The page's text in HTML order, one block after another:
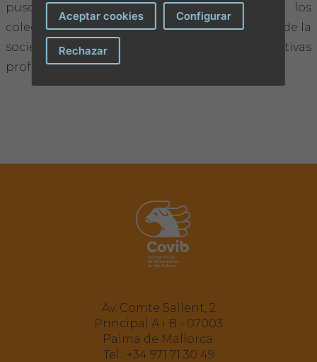
puso en valor el papel que desempeñan los
colegios profesionales sanitarios en la mejora de la
sociedad y en el prestigio de sus respectivas
profesiones.
Av. Comte Sallent, 2
Principal A i B - 07003
Palma de Mallorca.
Tel.: +34 971 71 30 49
Aceptar cookies Configurar
Rechazar